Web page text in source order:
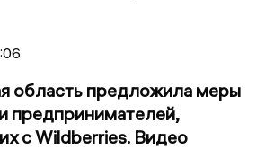
область предложила меры
предпринимателей,
с Wildberries. Видео